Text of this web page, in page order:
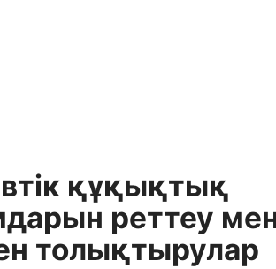
құқықтық
реттеу
толықтырулар